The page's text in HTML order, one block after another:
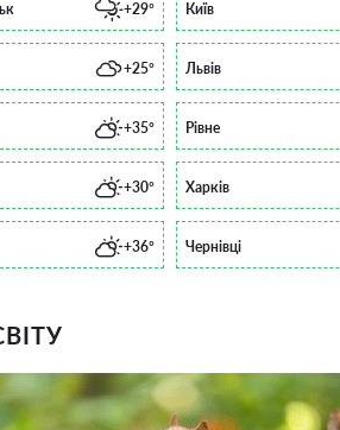
+29° Київ
+25° Львів
+35° Рівне
+30° Харків
+36° Чернівці